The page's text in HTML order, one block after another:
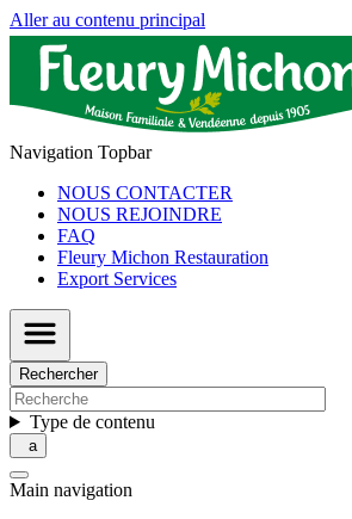
Aller au contenu principal
Navigation Topbar
NOUS CONTACTER
NOUS REJOINDRE
FAQ
Fleury Michon Restauration
Export Services
Rechercher
Type de contenu
Main navigation